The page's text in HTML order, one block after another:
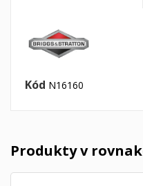
Kód N16160
Produkty v